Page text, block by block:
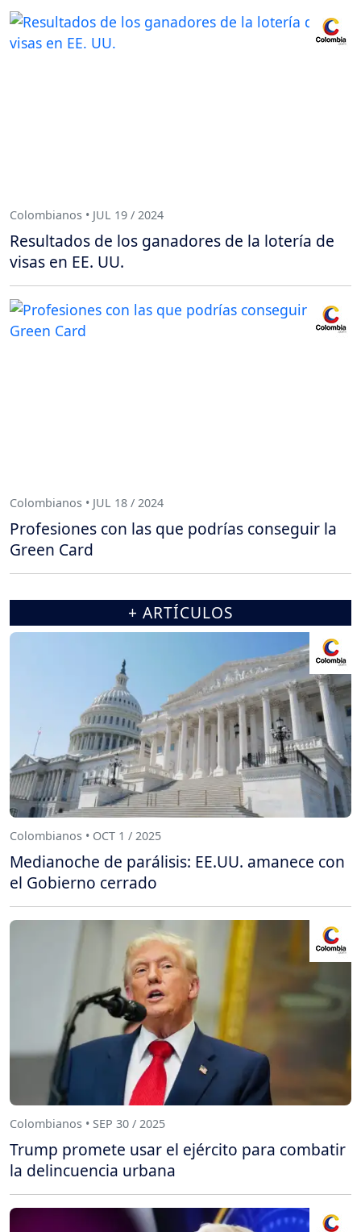
Colombianos • JUL 19 / 2024
Resultados de los ganadores de la lotería de
visas en EE. UU.
Colombianos • JUL 18 / 2024
Profesiones con las que podrías conseguir la
Green Card
+ ARTÍCULOS
Colombianos • OCT 1 / 2025
Medianoche de parálisis: EE.UU. amanece con
el Gobierno cerrado
Colombianos • SEP 30 / 2025
Trump promete usar el ejército para combatir
la delincuencia urbana